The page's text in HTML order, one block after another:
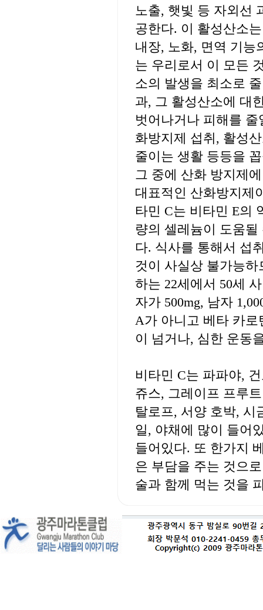
노출, 햇빛 등 자외선
공한다. 이 활성산소
내장, 노화, 면역 기능
는 우리로서 이 모든
소의 발생을 최소로
과, 그 활성산소에 대
벗어나거나 피해를
화방지제 섭취, 활성
줄이는 생활 등등을
그 중에 산화 방지제
대표적인 산화방지제
타민 C는 비타민 E의
량의 셀레늄이 도움
다. 식사를 통해서 섭
것이 사실상 불가능
하는 22세에서 50세
자가 500mg, 남자
A가 아니고 베타 카로
이 넘거나, 심한 운동
비타민 C는 파파야,
쥬스, 그레이프 프루
탈로프, 서양 호박, 시
일, 야채에 많이 들어
들어있다. 또 한가지
은 부담을 주는 것으
술과 함께 먹는 것을